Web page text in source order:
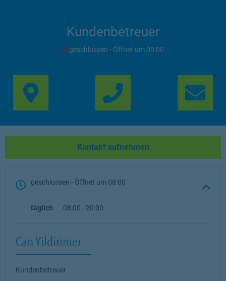
Kundenbetreuer
geschlossen - Öffnet um 08:00
Link Opens in New
Kontakt aufnehmen
geschlossen - Öffnet um 08:00
täglich 08:00 - 20:00
Can Yildirimer
Kundenbetreuer